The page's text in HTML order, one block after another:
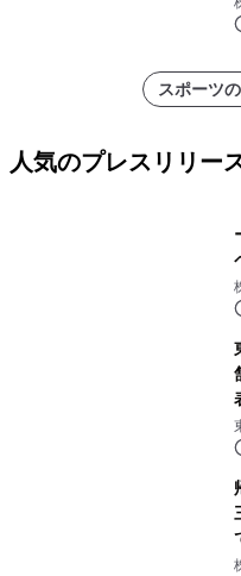
スポーツ
人気のプレスリリー